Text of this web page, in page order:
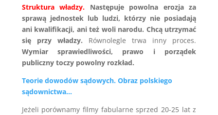
Struktura władzy.
Następuje powolna erozja za
sprawą jednostek lub ludzi, którzy nie posiadają
ani kwalifikacji, ani też woli narodu. Chcą utrzymać
się przy władzy. Równolegle trwa inny proces.
Wymiar sprawiedliwości, prawo i porządek
publiczny toczy powolny rozkład.
Teorie dowodów sądowych. Obraz polskiego
sądownictwa…
Jeżeli porównamy filmy fabularne sprzed 20-25 lat z